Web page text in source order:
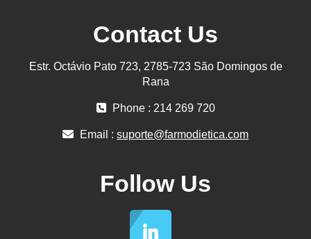
Contact Us
Estr. Octávio Pato 723, 2785-723 São Domingos de
Rana
Phone : 214 269 720
Email : suporte@farmodietica.com
Follow Us